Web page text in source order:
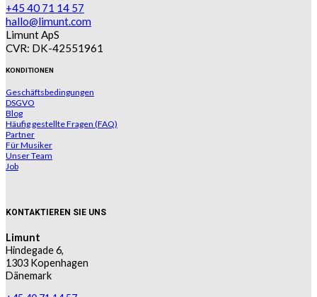
+45 40 71 14 57
hallo@limunt.com
Limunt ApS
CVR: DK-42551961
KONDITIONEN
Geschäftsbedingungen
DSGVO
Blog
Häufig gestellte Fragen (FAQ)
Partner
Für Musiker
Unser Team
Job
KONTAKTIEREN SIE UNS
Limunt
Hindegade 6,
1303 Kopenhagen
Dänemark